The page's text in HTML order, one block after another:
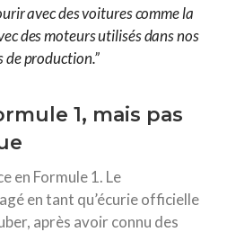
avec des voitures comme la
des moteurs utilisés dans nos
de production.”
1, mais pas
en Formule 1. Le
en tant qu’écurie officielle
après avoir connu des